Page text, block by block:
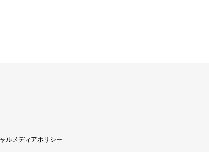
｜
ルメディアポリシー